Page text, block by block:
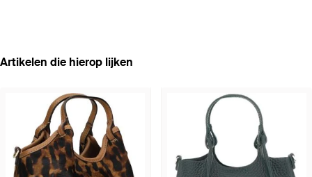
Artikelen die hierop lijken